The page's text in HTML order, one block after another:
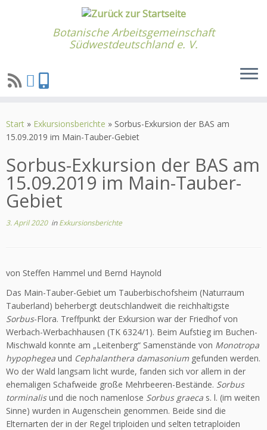
Inhalt
springen
Botanische Arbeitsgemeinschaft
Südwestdeutschland e. V.
Start » Exkursionsberichte » Sorbus-Exkursion der BAS am
15.09.2019 im Main-Tauber-Gebiet
Sorbus-Exkursion der BAS am
15.09.2019 im Main-Tauber-
Gebiet
3. April 2020inExkursionsberichte
von Steffen Hammel und Bernd Haynold
Das Main-Tauber-Gebiet um Tauberbischofsheim (Naturraum
Tauber­land) beherbergt deutschlandweit die reichhaltigste
Sorbus-Flora. Treff­punkt der Exkursion war der Friedhof von
Werbach-Werbachhausen (TK 6324/1). Beim Aufstieg im Buchen-
Mischwald konnte am „Leitenberg“ Samenstände von Monotropa
hypophegea und Cephalanthera dama­sonium gefunden werden.
Wo der Wald langsam licht wurde, fanden sich vor allem in der
ehemaligen Schafweide große Mehrbeeren-Bestände. Sorbus
torminalisund die noch namenlose Sorbus graeca s. l. (im weiten
Sinne) wurden in Augenschein genommen. Beide sind die
Elternarten der in der Regel triploiden und selten tetraploiden